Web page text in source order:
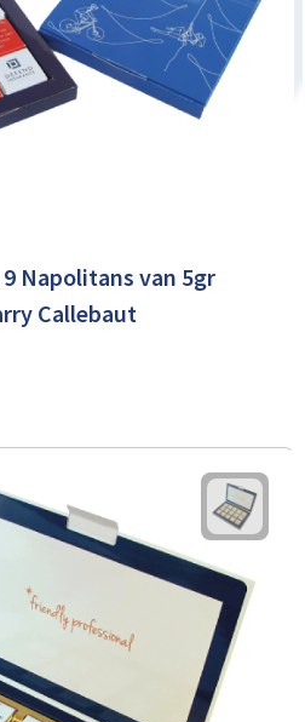
Napolitans van 5gr
Callebaut